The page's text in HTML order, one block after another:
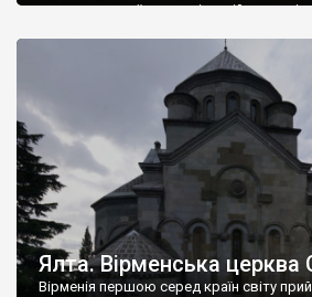
диктувати свої умови візантійському
Херсонесі Володимир-язичник, став
А потім було Хрещення Русі. На честь
Ялта. Вірменська церква
Вірменія першою серед країн світу